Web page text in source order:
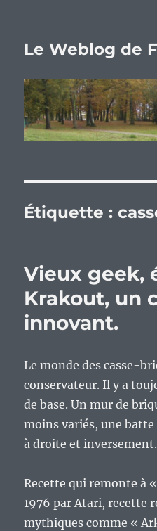
Le Weblog de
Étiquette :
Vieux geek,
Krakout, un
innovant.
Le monde des casse-
conservateur. Il y a
de base. Un mur de
moins variés, une batte
à droite et inversement.
Recette qui remonte à
1976 par Atari, recette
mythiques comme «